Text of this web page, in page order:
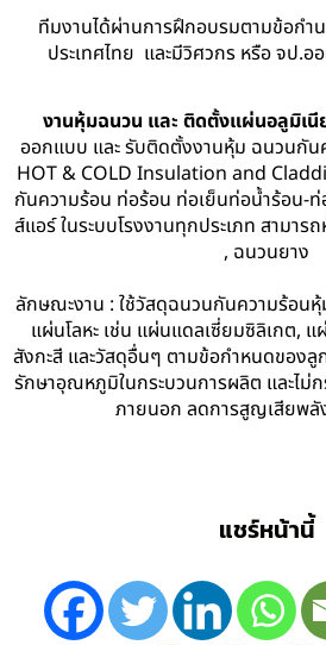
ทีมงานได้ผ่านการฝึกอบรมตามข้อกำ
ประเทศไทย และมีวิศวกร หรือ จป.
งานหุ้มฉนวน และ ติดตั้งแผ่นอลูมิเนี
ออกแบบ และ รับติดตั้งงานหุ้ม ฉนวนกัน
HOT & COLD Insulation and
กันความร้อน ท่อร้อน ท่อเย็นท่อน้ำร้อน-
ส์แอร์ ในระบบโรงงานทุกประเภท สามาร
, ฉนวนยาง
ลักษณะงาน : ใช้วัสดุฉนวนกันความร้อน
แผ่นโลหะ เช่น แผ่นแดลเซี่ยมซิลิเกต,
สังกะสี และวัสดุอื่นๆ ตามข้อกำหนดของลู
รักษาอุณหภูมิในกระบวนการผลิต และไม่
ภายนอก ลดการสูญเสียพลั
แชร์หน้านี้